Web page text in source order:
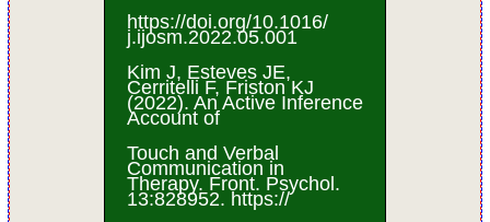
https://doi.org/10.1016/
j.ijosm.2022.05.001
Kim J, Esteves JE,
Cerritelli F, Friston KJ
(2022). An Active Inference
Account of
Touch and Verbal
Communication in
Therapy. Front. Psychol.
13:828952. https://